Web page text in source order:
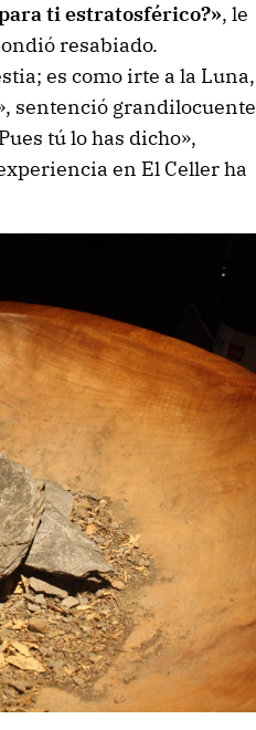
para ti estratosférico?», le
resabiado.
es como irte a la Luna,
sentenció grandilocuente
tú lo has dicho»,
en El Celler ha